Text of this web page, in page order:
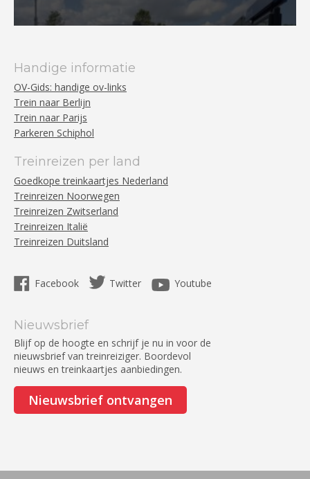
Handige informatie
OV-Gids: handige ov-links
Trein naar Berlijn
Trein naar Parijs
Parkeren Schiphol
Treinreizen per land
Goedkope treinkaartjes Nederland
Treinreizen Noorwegen
Treinreizen Zwitserland
Treinreizen Italië
Treinreizen Duitsland
Facebook Twitter Youtube
Nieuwsbrief
Blijf op de hoogte en schrijf je nu in voor de
nieuwsbrief van treinreiziger. Boordevol
nieuws en treinkaartjes aanbiedingen.
Nieuwsbrief ontvangen